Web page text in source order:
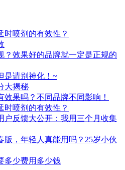
时喷剂的有效性？
？效果好的品牌就一定是正规的
是请别神化！~
大揭秘
果吗？不同品牌不同影响！
时喷剂的有效性？
户反馈大公开：我用三个月收集
版，年轻人真能用吗？25岁小伙
多少费用多少钱